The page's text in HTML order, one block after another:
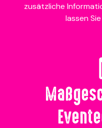
zusätzliche
lassen